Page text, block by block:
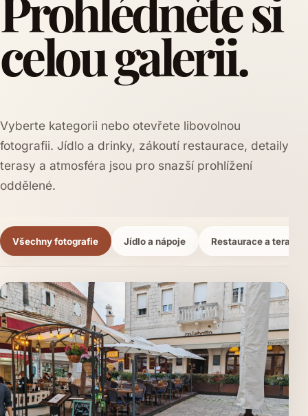
celou galerii.
Vyberte kategorii nebo otevřete libovolnou
fotografii. Jídlo a drinky, zákoutí restaurace, detaily
terasy a atmosféra jsou pro snazší prohlížení
oddělené.
Všechny fotografie Jídlo a nápoje Restaurace a terasa